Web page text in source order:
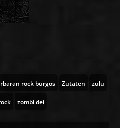
rock burgos Zutaten zulu
zombi dei